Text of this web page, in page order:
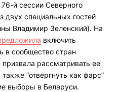
й сессии Северного
двух специальных гостей
Владимир Зеленский). На
включить
в сообщество стран
рассматривать ее
“отвергнуть как фарс“
выборы в Беларуси.